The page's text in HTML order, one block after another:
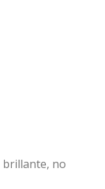
brillante, no